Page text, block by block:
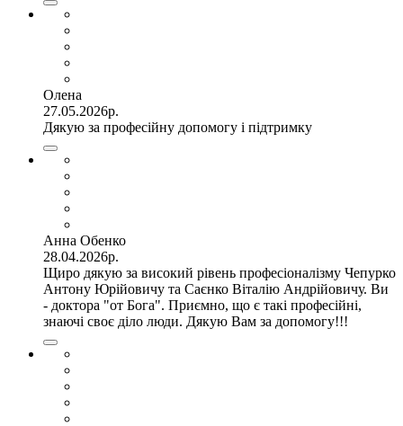
Олена
27.05.2026р.
Дякую за професійну допомогу і підтримку
Анна Обенко
28.04.2026р.
Щиро дякую за високий рівень професіоналізму Чепурко
Антону Юрійовичу та Саєнко Віталію Андрійовичу. Ви
- доктора "от Бога". Приємно, що є такі професійні,
знаючі своє діло люди. Дякую Вам за допомогу!!!